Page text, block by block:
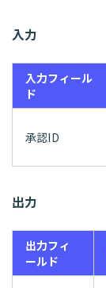
入力
入力フィール
ド
承認ID
出力
出力フィ
ールド